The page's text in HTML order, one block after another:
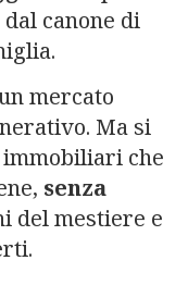
canone di
mercato
Ma si
che
senza
del mestiere e